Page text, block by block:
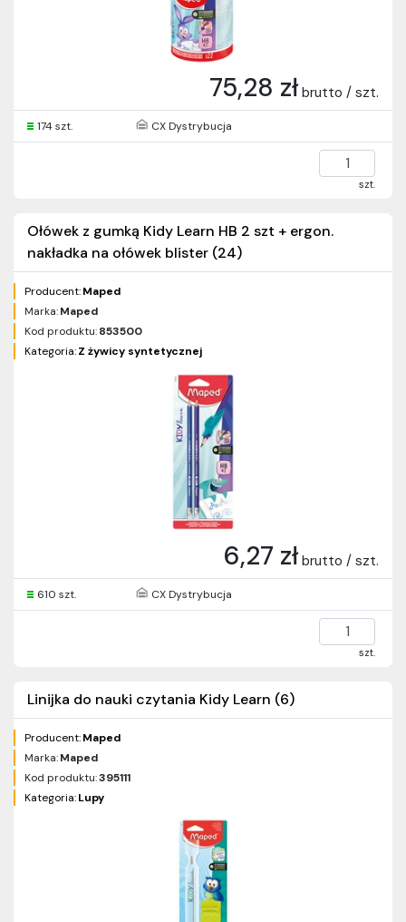
75,28 zł brutto / szt.
174 szt. CX Dystrybucja
szt.
Ołówek z gumką Kidy Learn HB 2 szt + ergon.
nakładka na ołówek blister (24)
Producent:Maped
Marka:Maped
Kod produktu:853500
Kategoria:Z żywicy syntetycznej
6,27 zł brutto / szt.
610 szt. CX Dystrybucja
szt.
Linijka do nauki czytania Kidy Learn (6)
Producent:Maped
Marka:Maped
Kod produktu:395111
Kategoria:Lupy